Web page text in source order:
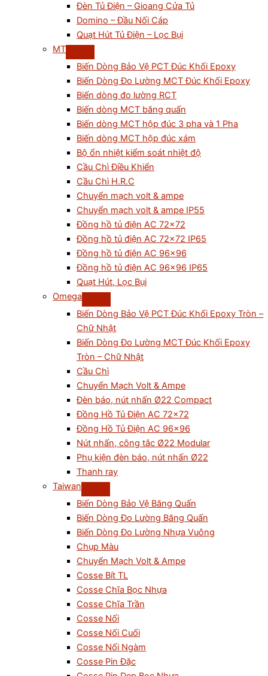
Đèn Tủ Điện – Gioang Cửa Tủ
Domino – Đầu Nối Cáp
Quạt Hút Tủ Điện – Lọc Bụi
MT
Biến Dòng Bảo Vệ PCT Đúc Khối Epoxy
Biến Dòng Đo Lường MCT Đúc Khối Epoxy
Biến dòng đo lường RCT
Biến dòng MCT băng quấn
Biến dòng MCT hộp đúc 3 pha và 1 Pha
Biến dòng MCT hộp đúc xám
Bộ ổn nhiệt kiểm soát nhiệt độ
Cầu Chì Điều Khiển
Cầu Chì H.R.C
Chuyển mạch volt & ampe
Chuyển mạch volt & ampe IP55
Đồng hồ tủ điện AC 72×72
Đồng hồ tủ điện AC 72×72 IP65
Đồng hồ tủ điện AC 96×96
Đồng hồ tủ điện AC 96×96 IP65
Quạt Hút, Lọc Bụi
Omega
Biến Dòng Bảo Vệ PCT Đúc Khối Epoxy Tròn –
Chữ Nhật
Biến Dòng Đo Lường MCT Đúc Khối Epoxy
Tròn – Chữ Nhật
Cầu Chì
Chuyển Mạch Volt & Ampe
Đèn báo, nút nhấn Ø22 Compact
Đồng Hồ Tủ Điện AC 72×72
Đồng Hồ Tủ Điện AC 96×96
Nút nhấn, công tắc Ø22 Modular
Phụ kiện đèn báo, nút nhấn Ø22
Thanh ray
Taiwan
Biến Dòng Bảo Vệ Băng Quấn
Biến Dòng Đo Lường Băng Quấn
Biến Dòng Đo Lường Nhựa Vuông
Chụp Màu
Chuyển Mạch Volt & Ampe
Cosse Bít TL
Cosse Chĩa Bọc Nhựa
Cosse Chĩa Trần
Cosse Nối
Cosse Nối Cuối
Cosse Nối Ngàm
Cosse Pin Đặc